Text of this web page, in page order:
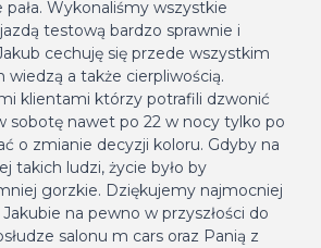
Wykonaliśmy wszystkie
testową bardzo sprawnie i
cechuję się przede wszystkim
a także cierpliwością.
klientami którzy potrafili dzwonić
sobotę nawet po 22 w nocy tylko po
o zmianie decyzji koloru. Gdyby na
takich ludzi, życie było by
gorzkie. Dziękujemy najmocniej
na pewno w przyszłości do
salonu m cars oraz Panią z